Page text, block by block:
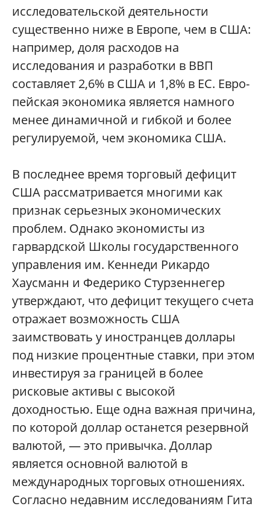
исследовательской деятельности
существенно ниже в Европе, чем в США:
например, доля расходов на
исследования и разработки в ВВП
составляет 2,6% в США и 1,8% в ЕС. Евро-
пейская экономика является намного
менее динамичной и гибкой и более
регулируемой, чем экономика США.
В последнее время торговый дефицит
США рассматривается многими как
признак серьезных экономических
проблем. Однако экономисты из
гарвардской Школы государственного
управления им. Кеннеди Рикардо
Хаусманн и Федерико Стурзеннегер
утверждают, что дефицит текущего счета
отражает возможность США
заимствовать у иностранцев доллары
под низкие процентные ставки, при этом
инвестируя за границей в более
рисковые активы с высокой
доходностью. Еще одна важная причина,
по которой доллар останется резервной
валютой, — это привычка. Доллар
является основной валютой в
международных торговых отношениях.
Согласно недавним исследованиям Гита